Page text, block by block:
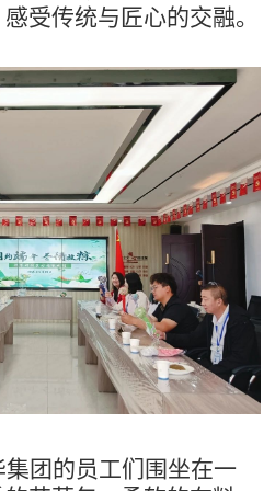
受传统与匠心的交融。
集团的员工们 围坐在一